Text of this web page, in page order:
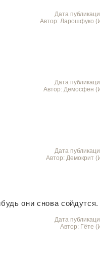
Дата
Автор: Ларошфуко
Дата
Автор: Демосфен
Дата
Автор: Демокрит
они снова сойдутся.
Дата
Автор: Гёте